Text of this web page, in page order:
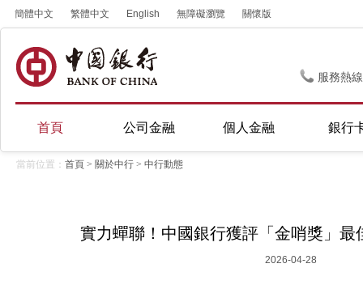
簡體中文 繁體中文 English 無障礙瀏覽 關懷版
服務熱
首頁 公司金融 個人金融 銀行
當前位置： 首頁 > 關於中行 > 中行動態
實力蟬聯！中國銀行獲評「金哨獎」最
2026-04-28